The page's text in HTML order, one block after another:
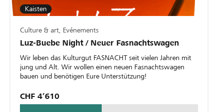
Kaisten
Culture & art, Evénements
Luz-Buebe Night / Neuer Fasnachtswagen
Wir leben das Kulturgut FASNACHT seit vielen Jahren mit
jung und Alt. Wir wollen einen neuen Fasnachtswagen
bauen und benötigen Eure Unterstützung!
CHF 4’610